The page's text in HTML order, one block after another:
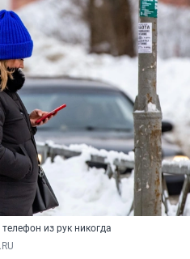
из рук никогда